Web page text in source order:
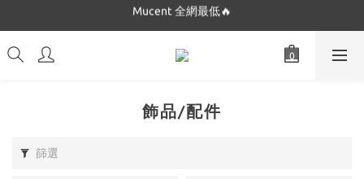
Dickies 最低只要$5XX!!
Dickies 最低只要$5XX!!
飾品/配件
篩選